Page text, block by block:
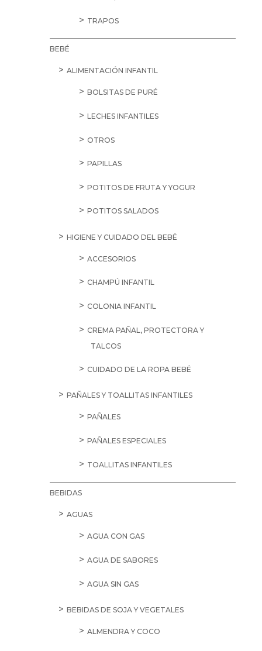
TRAPOS
BEBÉ
ALIMENTACIÓN INFANTIL
BOLSITAS DE PURÉ
LECHES INFANTILES
OTROS
PAPILLAS
POTITOS DE FRUTA Y YOGUR
POTITOS SALADOS
HIGIENE Y CUIDADO DEL BEBÉ
ACCESORIOS
CHAMPÚ INFANTIL
COLONIA INFANTIL
CREMA PAÑAL, PROTECTORA Y
TALCOS
CUIDADO DE LA ROPA BEBÉ
PAÑALES Y TOALLITAS INFANTILES
PAÑALES
PAÑALES ESPECIALES
TOALLITAS INFANTILES
BEBIDAS
AGUAS
AGUA CON GAS
AGUA DE SABORES
AGUA SIN GAS
BEBIDAS DE SOJA Y VEGETALES
ALMENDRA Y COCO